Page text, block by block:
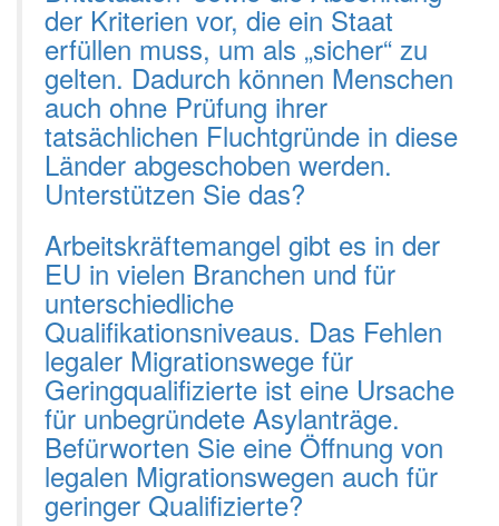
der Kriterien vor, die ein Staat
erfüllen muss, um als „sicher“ zu
gelten. Dadurch können Menschen
auch ohne Prüfung ihrer
tatsächlichen Fluchtgründe in diese
Länder abgeschoben werden.
Unterstützen Sie das?
Arbeitskräftemangel gibt es in der
EU in vielen Branchen und für
unterschiedliche
Qualifikationsniveaus. Das Fehlen
legaler Migrationswege für
Geringqualifizierte ist eine Ursache
für unbegründete Asylanträge.
Befürworten Sie eine Öffnung von
legalen Migrationswegen auch für
geringer Qualifizierte?